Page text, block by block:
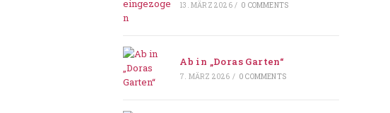
13. MÄRZ 2026 / 0 COMMENTS
Ab in „Doras Garten“
7. MÄRZ 2026 / 0 COMMENTS